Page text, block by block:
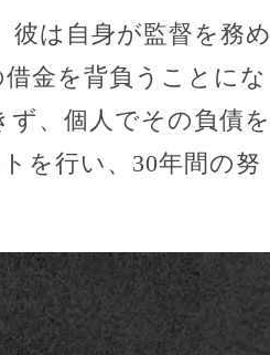
彼は自身が監督を務め
金を背負うことにな
、個人でその負債を
を行い、30年間の努